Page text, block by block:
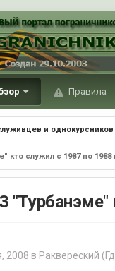
Правила
и однокурсников
кто служил с 1987 по 1988
"Турбанэме"
2008 в Раквереский